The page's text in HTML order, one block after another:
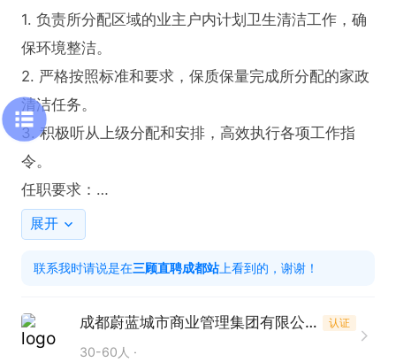
1. 负责所分配区域的业主户内计划卫生清洁工作，确
保环境整洁。
2. 严格按照标准和要求，保质保量完成所分配的家政
清洁任务。
3. 积极听从上级分配和安排，高效执行各项工作指
令。
任职要求：
1. 学历需初中及以上。
2. 具备良好的服务意识，能为业主提供优质服务。
3. 熟练掌握智能手机操作技能。
展开
联系我时请说是在三顾直聘成都站上看到的，谢谢！
成都蔚蓝城市商业管理集团有限公司 认证
30-60人